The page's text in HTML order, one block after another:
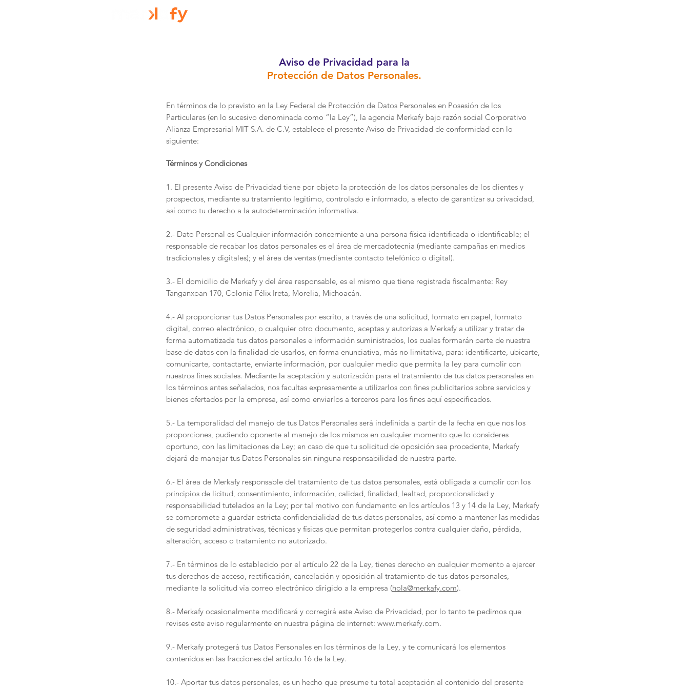
Aviso de Privacidad para la
Protección de Datos Personales.
En términos de lo previsto en la Ley Federal de Protección de Datos Personales en Posesión de los
Particulares (en lo sucesivo denominada como “la Ley”), la agencia Merkafy bajo razón social Corporativo
Alianza Empresarial MIT S.A. de C.V, establece el presente Aviso de Privacidad de conformidad con lo
siguiente:
Términos y Condiciones
1. El presente Aviso de Privacidad tiene por objeto la protección de los datos personales de los clientes y
prospectos, mediante su tratamiento legítimo, controlado e informado, a efecto de garantizar su privacidad,
así como tu derecho a la autodeterminación informativa.
2.- Dato Personal es Cualquier información concerniente a una persona física identificada o identificable; el
responsable de recabar los datos personales es el área de mercadotecnia (mediante campañas en medios
tradicionales y digitales); y el área de ventas (mediante contacto telefónico o digital).
3.- El domicilio de Merkafy y del área responsable, es el mismo que tiene registrada fiscalmente: Rey
Tanganxoan 170, Colonia Félix Ireta, Morelia, Michoacán.
4.- Al proporcionar tus Datos Personales por escrito, a través de una solicitud, formato en papel, formato
digital, correo electrónico, o cualquier otro documento, aceptas y autorizas a Merkafy a utilizar y tratar de
forma automatizada tus datos personales e información suministrados, los cuales formarán parte de nuestra
base de datos con la finalidad de usarlos, en forma enunciativa, más no limitativa, para: identificarte, ubicarte,
comunicarte, contactarte, enviarte información, por cualquier medio que permita la ley para cumplir con
nuestros fines sociales. Mediante la aceptación y autorización para el tratamiento de tus datos personales en
los términos antes señalados, nos facultas expresamente a utilizarlos con fines publicitarios sobre servicios y
bienes ofertados por la empresa, así como enviarlos a terceros para los fines aquí especificados.
5.- La temporalidad del manejo de tus Datos Personales será indefinida a partir de la fecha en que nos los
proporciones, pudiendo oponerte al manejo de los mismos en cualquier momento que lo consideres
oportuno, con las limitaciones de Ley; en caso de que tu solicitud de oposición sea procedente, Merkafy
dejará de manejar tus Datos Personales sin ninguna responsabilidad de nuestra parte.
6.- El área de Merkafy responsable del tratamiento de tus datos personales, está obligada a cumplir con los
principios de licitud, consentimiento, información, calidad, finalidad, lealtad, proporcionalidad y
responsabilidad tutelados en la Ley; por tal motivo con fundamento en los artículos 13 y 14 de la Ley, Merkafy
se compromete a guardar estricta confidencialidad de tus datos personales, así como a mantener las medidas
de seguridad administrativas, técnicas y físicas que permitan protegerlos contra cualquier daño, pérdida,
alteración, acceso o tratamiento no autorizado.
7.- En términos de lo establecido por el artículo 22 de la Ley, tienes derecho en cualquier momento a ejercer
tus derechos de acceso, rectificación, cancelación y oposición al tratamiento de tus datos personales,
mediante la solicitud vía correo electrónico dirigido a la empresa (hola@merkafy.com).
8.- Merkafy ocasionalmente modificará y corregirá este Aviso de Privacidad, por lo tanto te pedimos que
revises este aviso regularmente en nuestra página de internet: www.merkafy.com.
9.- Merkafy protegerá tus Datos Personales en los términos de la Ley, y te comunicará los elementos
contenidos en las fracciones del artículo 16 de la Ley.
10.- Aportar tus datos personales, es un hecho que presume tu total aceptación al contenido del presente